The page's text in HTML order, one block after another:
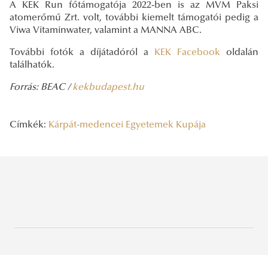
A KEK Run főtámogatója 2022-ben is az MVM Paksi
atomerőmű Zrt. volt, további kiemelt támogatói pedig a
Viwa Vitaminwater, valamint a MANNA ABC.
További fotók a díjátadóról a KEK Facebook oldalán
találhatók.
Forrás: BEAC /kekbudapest.hu
Címkék: Kárpát-medencei Egyetemek Kupája